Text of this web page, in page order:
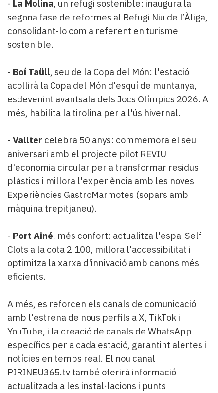
- La Molina, un refugi sostenible: inaugura la
segona fase de reformes al Refugi Niu de l’Àliga,
consolidant-lo com a referent en turisme
sostenible.
- Boí Taüll, seu de la Copa del Món: l'estació
acollirà la Copa del Món d'esquí de muntanya,
esdevenint avantsala dels Jocs Olímpics 2026. A
més, habilita la tirolina per a l'ús hivernal.
- Vallter celebra 50 anys: commemora el seu
aniversari amb el projecte pilot REVIU
d'economia circular per a transformar residus
plàstics i millora l'experiència amb les noves
Experiències GastroMarmotes (sopars amb
màquina trepitjaneu).
- Port Ainé, més confort: actualitza l'espai Self
Clots a la cota 2.100, millora l'accessibilitat i
optimitza la xarxa d'innivació amb canons més
eficients.
A més, es reforcen els canals de comunicació
amb l'estrena de nous perfils a X, TikTok i
YouTube, i la creació de canals de WhatsApp
específics per a cada estació, garantint alertes i
notícies en temps real. El nou canal
PIRINEU365.tv també oferirà informació
actualitzada a les instal·lacions i punts